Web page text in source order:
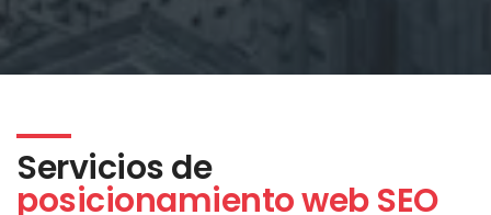
Servicios de
posicionamiento web SEO